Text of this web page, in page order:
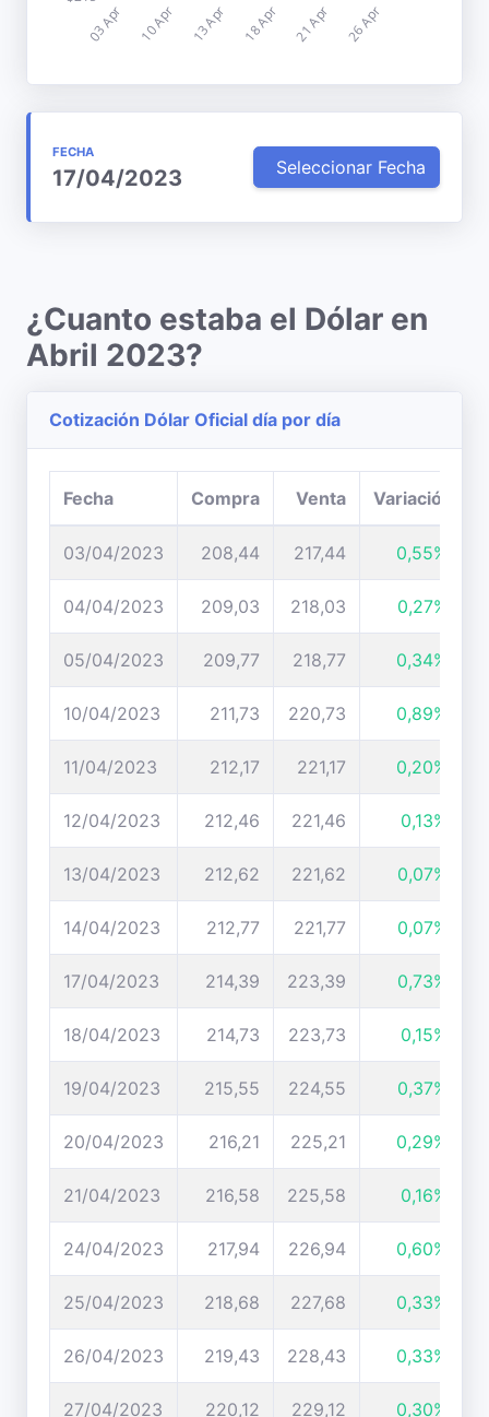
FECHA
17/04/2023 Seleccionar Fecha
¿Cuanto estaba el Dólar en
Abril 2023?
Cotización Dólar Oficial día por día
Fecha Compra Venta Variación
03/04/2023 208,44 217,44 0,55%
04/04/2023 209,03 218,03 0,27%
05/04/2023 209,77 218,77 0,34%
10/04/2023 211,73 220,73 0,89%
11/04/2023 212,17 221,17 0,20%
12/04/2023 212,46 221,46 0,13%
13/04/2023 212,62 221,62 0,07%
14/04/2023 212,77 221,77 0,07%
17/04/2023 214,39 223,39 0,73%
18/04/2023 214,73 223,73 0,15%
19/04/2023 215,55 224,55 0,37%
20/04/2023 216,21 225,21 0,29%
21/04/2023 216,58 225,58 0,16%
24/04/2023 217,94 226,94 0,60%
25/04/2023 218,68 227,68 0,33%
26/04/2023 219,43 228,43 0,33%
27/04/2023 220,12 229,12 0,30%